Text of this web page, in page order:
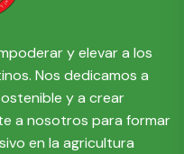
y elevar a los
Nos dedicamos a
y a crear
a nosotros para formar
en la agricultura